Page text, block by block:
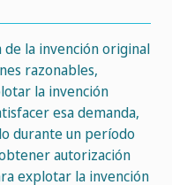
de la invención original
razonables,
la invención
esa demanda,
durante un período
autorización
explotar la invención